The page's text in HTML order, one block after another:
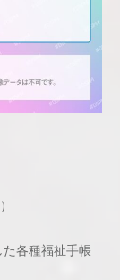
各種福祉⼿帳